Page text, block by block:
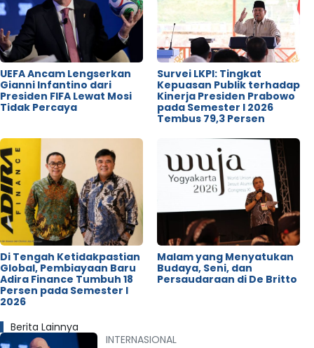
UEFA Ancam Lengserkan
Gianni Infantino dari
Presiden FIFA Lewat Mosi
Tidak Percaya
Survei LKPI: Tingkat
Kepuasan Publik terhadap
Kinerja Presiden Prabowo
pada Semester I 2026
Tembus 79,3 Persen
Di Tengah Ketidakpastian
Global, Pembiayaan Baru
Adira Finance Tumbuh 18
Persen pada Semester I
2026
Malam yang Menyatukan
Budaya, Seni, dan
Persaudaraan di De Britto
Berita Lainnya
INTERNASIONAL